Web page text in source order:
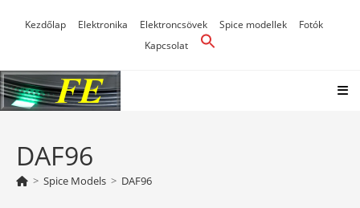
Kezdőlap Elektronika Elektroncsövek Spice modellek
Fotók
Kapcsolat
DAF96
> Spice Models > DAF96